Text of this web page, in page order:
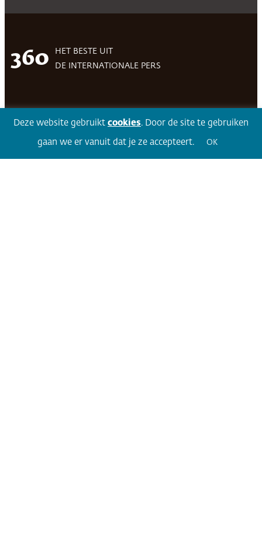
360
HET BESTE UIT
DE INTERNATIONALE PERS
Volg 360Facebook LinkedIn Twitter
Deze website gebruikt cookies. Door de site te gebruiken
gaan we er vanuit dat je ze accepteert. OK